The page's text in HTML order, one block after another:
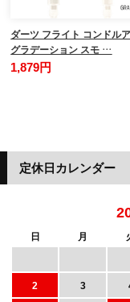
ダーツ フライト コンドル
グラデーション スモ …
1,879円
定休日カレンダー
日 月
2
3